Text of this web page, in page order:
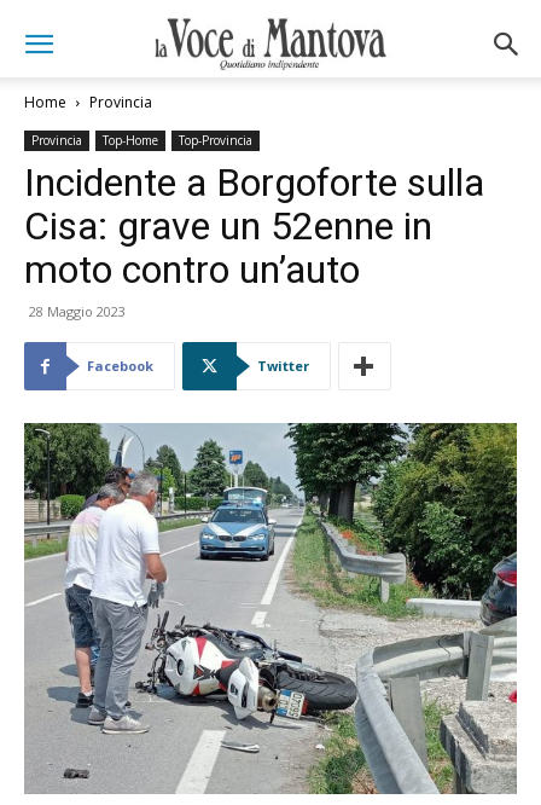
Home Provincia
Provincia Top-Home Top-Provincia
Incidente a Borgoforte sulla
Cisa: grave un 52enne in
moto contro un’auto
28 Maggio 2023
Facebook Twitter